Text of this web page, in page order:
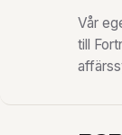
Vår
till